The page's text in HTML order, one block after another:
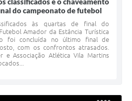
do campeonato de futebol
às quartas de final do
Amador da Estância Turística
foi concluída no último final de
com os confrontos atrasados.
e Associação Atlética Vila Martins